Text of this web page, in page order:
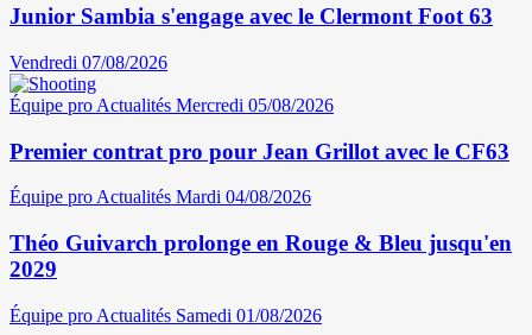
Junior Sambia s'engage avec le Clermont Foot 63
Vendredi 07/08/2026
Équipe pro Actualités Mercredi 05/08/2026
Premier contrat pro pour Jean Grillot avec le CF63
Équipe proActualités Mardi 04/08/2026
Théo Guivarch prolonge en Rouge & Bleu jusqu'en
2029
Équipe pro Actualités Samedi 01/08/2026